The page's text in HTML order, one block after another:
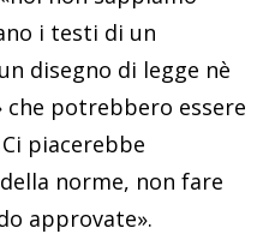
i testi di un
disegno di legge nè
potrebbero essere
piacerebbe
norme, non fare
approvate».